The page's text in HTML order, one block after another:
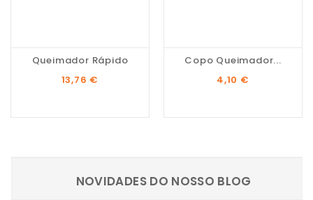
Queimador Rápido
Preço
13,76 €
Copo Queimador...
Preço
4,10 €
NOVIDADES DO NOSSO BLOG